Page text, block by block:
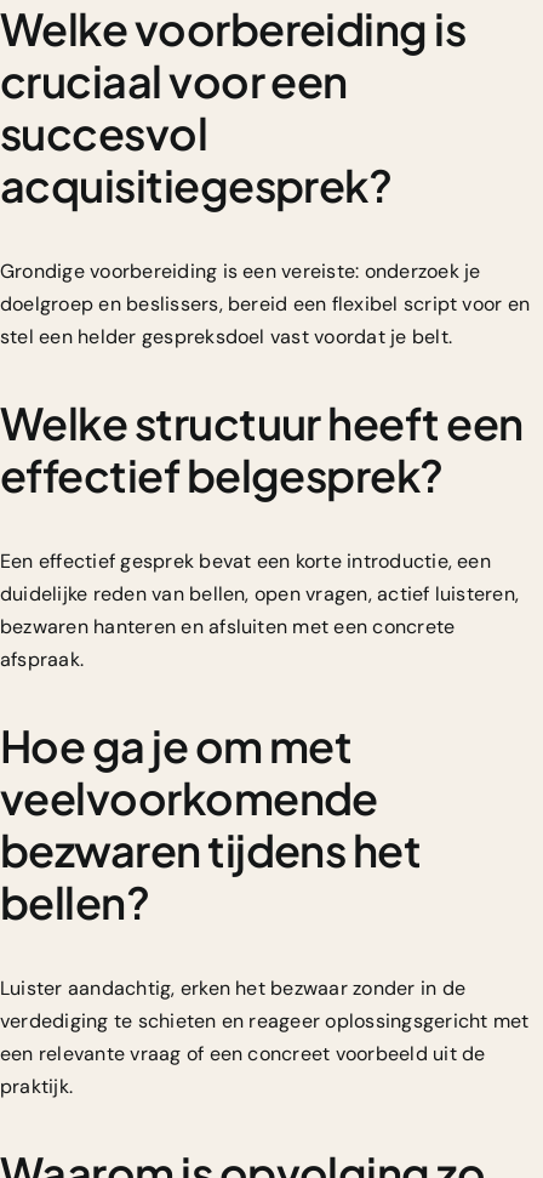
Welke voorbereiding is
cruciaal voor een
succesvol
acquisitiegesprek?
Grondige voorbereiding is een vereiste: onderzoek je
doelgroep en beslissers, bereid een flexibel script voor en
stel een helder gespreksdoel vast voordat je belt.
Welke structuur heeft een
effectief belgesprek?
Een effectief gesprek bevat een korte introductie, een
duidelijke reden van bellen, open vragen, actief luisteren,
bezwaren hanteren en afsluiten met een concrete
afspraak.
Hoe ga je om met
veelvoorkomende
bezwaren tijdens het
bellen?
Luister aandachtig, erken het bezwaar zonder in de
verdediging te schieten en reageer oplossingsgericht met
een relevante vraag of een concreet voorbeeld uit de
praktijk.